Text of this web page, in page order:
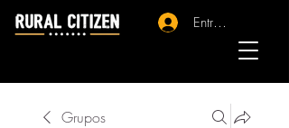
Entrar - Registro
Grupos